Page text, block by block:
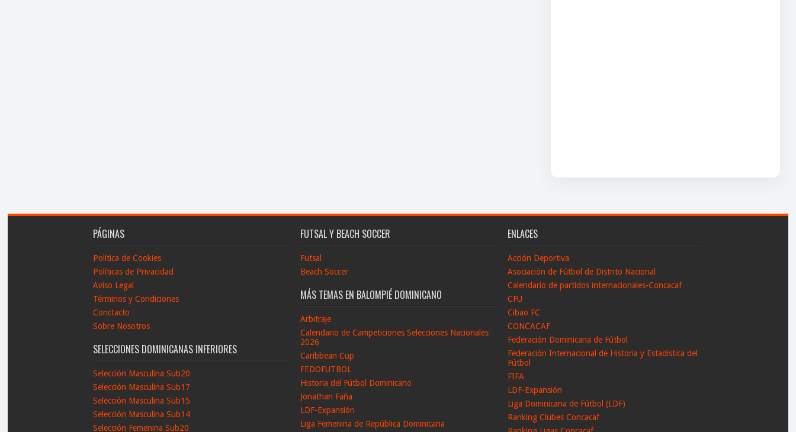
PÁGINAS
Política de Cookies
Políticas de Privacidad
Aviso Legal
Términos y Condiciones
Conctacto
Sobre Nosotros
SELECCIONES DOMINICANAS INFERIORES
Selección Masculina Sub20
Selección Masculina Sub17
Selección Masculina Sub15
Selección Masculina Sub14
Selección Femenina Sub20
FUTSAL Y BEACH SOCCER
Futsal
Beach Soccer
MÁS TEMAS EN BALOMPIÉ DOMINICANO
Arbitraje
Calendario de Campeticiones Selecciones Nacionales
2026
Caribbean Cup
FEDOFUTBOL
Historia del Fútbol Dominicano
Jonathan Faña
LDF-Expansión
Liga Femenina de República Dominicana
ENLACES
Acción Deportiva
Asociación de Fútbol de Distrito Nacional
Calendario de partidos internacionales-Concacaf
CFU
Cibao FC
CONCACAF
Federación Dominicana de Fútbol
Federación Internacional de Historia y Estadistica del
Fútbol
FIFA
LDF-Expansión
Liga Dominicana de Fútbol (LDF)
Ranking Clubes Concacaf